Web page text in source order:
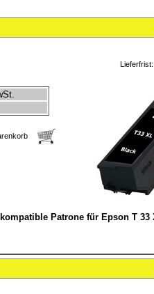
Lieferfrist:
kompatible Patrone für Epson T 33